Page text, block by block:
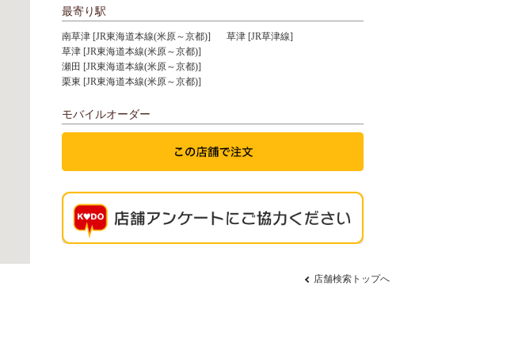
最寄り駅
南草津 [JR東海道本線(米原～京都)]
草津 [JR草津線]
草津 [JR東海道本線(米原～京都)]
瀬田 [JR東海道本線(米原～京都)]
栗東 [JR東海道本線(米原～京都)]
モバイルオーダー
店舗検索トップへ